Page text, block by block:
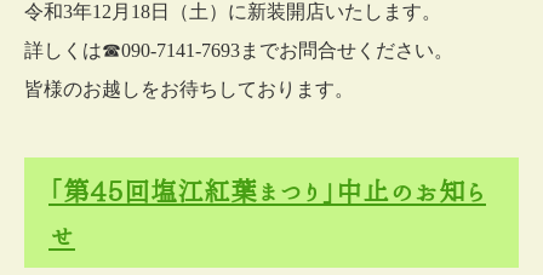
令和3年12月18日（土）に新装開店いたします。
詳しくは☎090-7141-7693までお問合せください。
皆様のお越しをお待ちしております。
「第45回塩江紅葉まつり」中止のお知ら
せ